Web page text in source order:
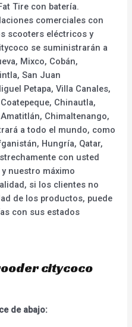
Tire con batería.
comerciales con
scooters eléctricos y
se suministrarán a
Mixco, Cobán,
San Juan
Petapa, Villa Canales,
Chinautla,
Chimaltenango,
a todo el mundo, como
Hungría, Qatar,
con usted
nuestro máximo
si los clientes no
de los productos, puede
con sus estados
citycoco
de abajo: